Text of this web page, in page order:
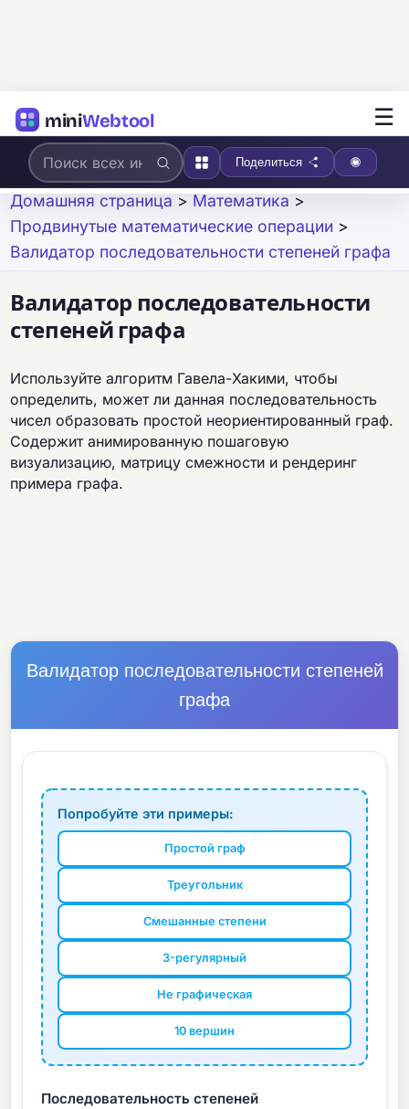
miniWebtool ☰
Поделиться
Домашняя страница > Математика >
Продвинутые математические операции >
Валидатор последовательности степеней графа
Валидатор последовательности
степеней графа
Используйте алгоритм Гавела-Хакими, чтобы
определить, может ли данная последовательность
чисел образовать простой неориентированный граф.
Содержит анимированную пошаговую
визуализацию, матрицу смежности и рендеринг
примера графа.
Валидатор последовательности степеней
графа
Попробуйте эти примеры:
Простой граф
Треугольник
Смешанные степени
3-регулярный
Не графическая
10 вершин
Последовательность степеней